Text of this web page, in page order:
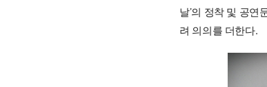
날’의 정착 및 공연
려 의의를 더한다.